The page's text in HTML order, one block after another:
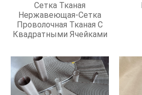
Сетка Тканая
Нержавеющая-Сетка
Проволочная Тканая С
Квадратными Ячейками